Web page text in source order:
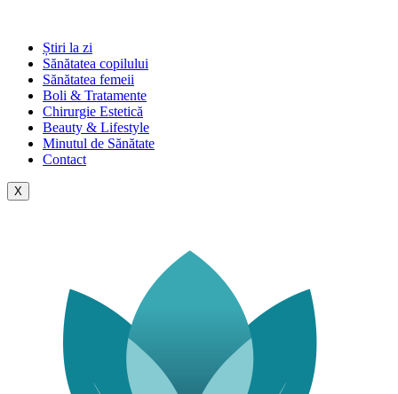
Știri la zi
Sănătatea copilului
Sănătatea femeii
Boli & Tratamente
Chirurgie Estetică
Beauty & Lifestyle
Minutul de Sănătate
Contact
X